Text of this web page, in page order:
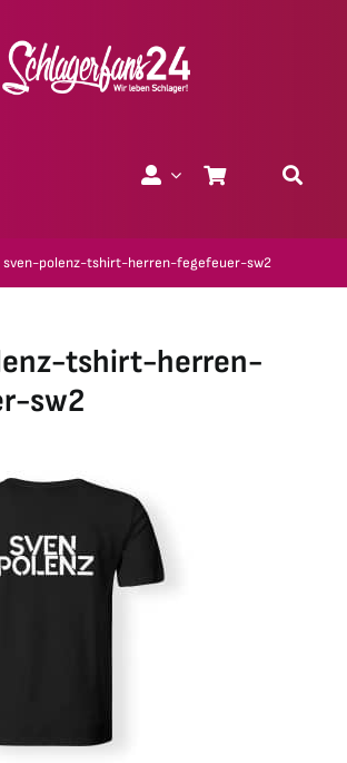
sven-polenz-tshirt-herren-fegefeuer-sw2
tshirt-herren-
sw2